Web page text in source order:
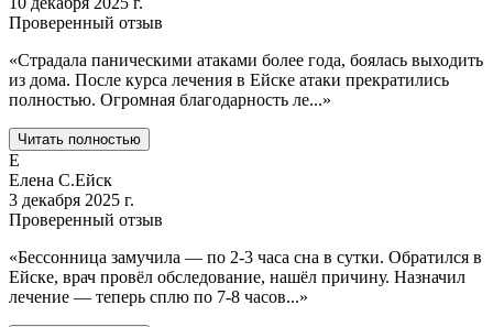
Проверенный отзыв
«Страдала паническими атаками более года, боялась выходить
из дома. После курса лечения в Ейске атаки прекратились
полностью. Огромная благодарность ле...»
Читать полностью
Е
Елена С.Ейск
3 декабря 2025 г.
Проверенный отзыв
«Бессонница замучила — по 2-3 часа сна в сутки. Обратился в
Ейске, врач провёл обследование, нашёл причину. Назначил
лечение — теперь сплю по 7-8 часов...»